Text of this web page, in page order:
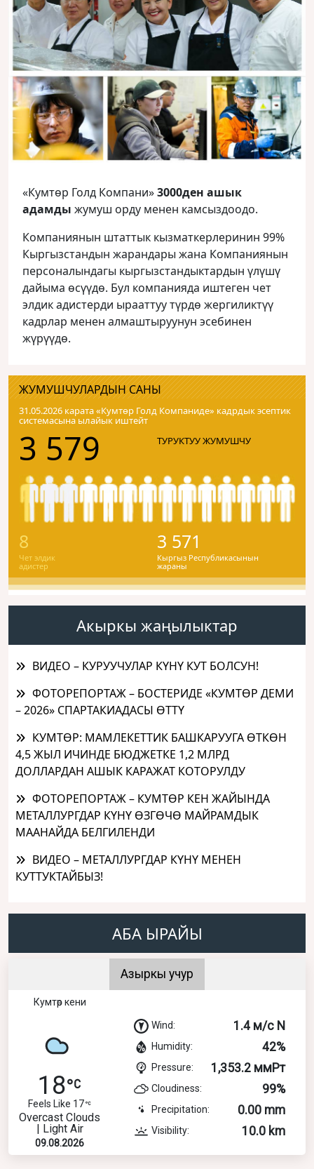
«Кумтөр Голд Компани»3000ден ашык
адамды жумуш орду менен камсыздоодо.
Компаниянын штаттык кызматкерлеринин 99%
Кыргызстандын жарандары жана Компаниянын
персоналындагы кыргызстандыктардын үлүшү
дайыма өсүүдө. Бул компанияда иштеген чет
элдик адистерди ырааттуу түрдө жергиликтүү
кадрлар менен алмаштыруунун эсебинен
жүрүүдө.
ЖУМУШЧУЛАРДЫН САНЫ
31.05.2026 карата «Кумтɵр Голд Компаниде» кадрдык эсептик
системасына ылайык иштейт
3 579 ТУРУКТУУ ЖУМУШЧУ
8
Чет элдик
адистер
3 571
Кыргыз Республикасынын
жараны
Акыркы жаңылыктар
ВИДЕО – КУРУУЧУЛАР КҮНҮ КУТ БОЛСУН!
ФОТОРЕПОРТАЖ – БОСТЕРИДЕ «КУМТӨР ДЕМИ
– 2026» СПАРТАКИАДАСЫ ӨТТҮ
КУМТӨР: МАМЛЕКЕТТИК БАШКАРУУГА ӨТКӨН
4,5 ЖЫЛ ИЧИНДЕ БЮДЖЕТКЕ 1,2 МЛРД
ДОЛЛАРДАН АШЫК КАРАЖАТ КОТОРУЛДУ
ФОТОРЕПОРТАЖ – КУМТӨР КЕН ЖАЙЫНДА
МЕТАЛЛУРГДАР КҮНҮ ӨЗГӨЧӨ МАЙРАМДЫК
МААНАЙДА БЕЛГИЛЕНДИ
ВИДЕО – МЕТАЛЛУРГДАР КҮНҮ МЕНЕН
КУТТУКТАЙБЫЗ!
АБА ЫРАЙЫ
Азыркы учур
Кумтөр кени
18
Feels Like 17
Overcast Clouds
| Light Air
09.08.2026
Wind: 1.4 м/с N
Humidity: 42%
Pressure: 1,353.2 ммРт
Cloudiness: 99%
Precipitation: 0.00 mm
Visibility: 10.0 km